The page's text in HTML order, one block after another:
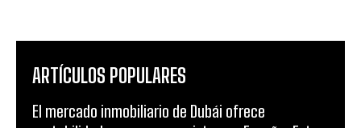
ARTÍCULOS POPULARES
El mercado inmobiliario de Dubái ofrece